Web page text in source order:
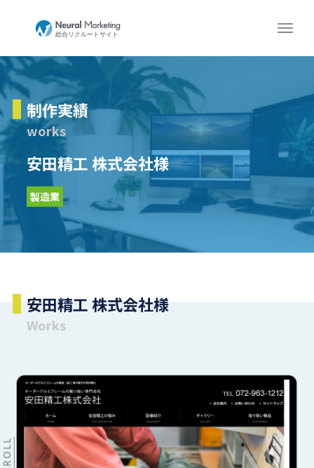
制作実績
works
安田精工 株式会社様
製造業
安田精工 株式会社様
Works